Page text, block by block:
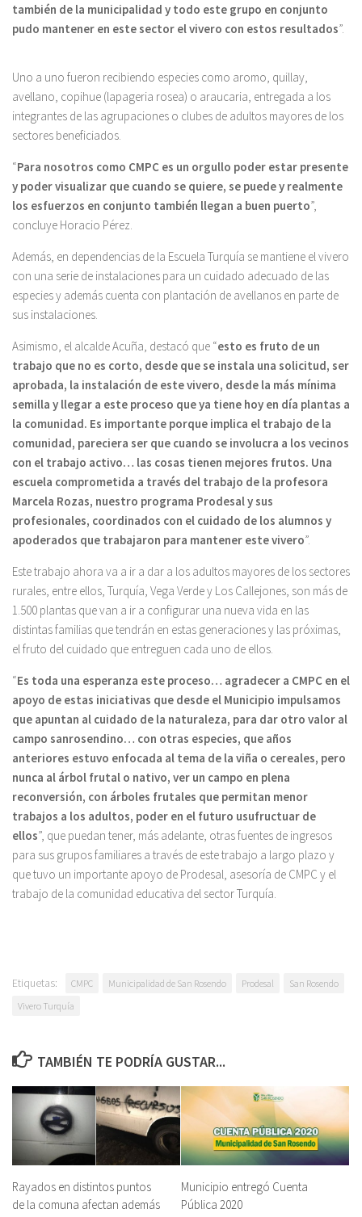
también de la municipalidad y todo este grupo en conjunto
pudo mantener en este sector el vivero con estos resultados”.
Uno a uno fueron recibiendo especies como aromo, quillay,
avellano, copihue (lapageria rosea) o araucaria, entregada a los
integrantes de las agrupaciones o clubes de adultos mayores de los
sectores beneficiados.
“Para nosotros como CMPC es un orgullo poder estar presente
y poder visualizar que cuando se quiere, se puede y realmente
los esfuerzos en conjunto también llegan a buen puerto”,
concluye Horacio Pérez.
Además, en dependencias de la Escuela Turquía se mantiene el vivero
con una serie de instalaciones para un cuidado adecuado de las
especies y además cuenta con plantación de avellanos en parte de
sus instalaciones.
Asimismo, el alcalde Acuña, destacó que “esto es fruto de un
trabajo que no es corto, desde que se instala una solicitud, ser
aprobada, la instalación de este vivero, desde la más mínima
semilla y llegar a este proceso que ya tiene hoy en día plantas a
la comunidad. Es importante porque implica el trabajo de la
comunidad, pareciera ser que cuando se involucra a los vecinos
con el trabajo activo… las cosas tienen mejores frutos. Una
escuela comprometida a través del trabajo de la profesora
Marcela Rozas, nuestro programa Prodesal y sus
profesionales, coordinados con el cuidado de los alumnos y
apoderados que trabajaron para mantener este vivero”.
Este trabajo ahora va a ir a dar a los adultos mayores de los sectores
rurales, entre ellos, Turquía, Vega Verde y Los Callejones, son más de
1.500 plantas que van a ir a configurar una nueva vida en las
distintas familias que tendrán en estas generaciones y las próximas,
el fruto del cuidado que entreguen cada uno de ellos.
“Es toda una esperanza este proceso… agradecer a CMPC en el
apoyo de estas iniciativas que desde el Municipio impulsamos
que apuntan al cuidado de la naturaleza, para dar otro valor al
campo sanrosendino… con otras especies, que años
anteriores estuvo enfocada al tema de la viña o cereales, pero
nunca al árbol frutal o nativo, ver un campo en plena
reconversión, con árboles frutales que permitan menor
trabajos a los adultos, poder en el futuro usufructuar de
ellos”, que puedan tener, más adelante, otras fuentes de ingresos
para sus grupos familiares a través de este trabajo a largo plazo y
que tuvo un importante apoyo de Prodesal, asesoría de CMPC y el
trabajo de la comunidad educativa del sector Turquía.
Etiquetas: CMPC Municipalidad de San Rosendo Prodesal
San Rosendo
Vivero Turquía
TAMBIÉN TE PODRÍA GUSTAR...
Rayados en distintos puntos
de la comuna afectan además
Municipio entregó Cuenta
Pública 2020